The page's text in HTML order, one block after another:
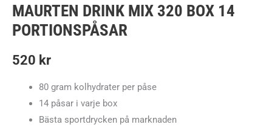
MAURTEN DRINK MIX 320 BOX 14
PORTIONSPÅSAR
520 kr
80 gram kolhydrater per påse
14 påsar i varje box
Bästa sportdrycken på marknaden